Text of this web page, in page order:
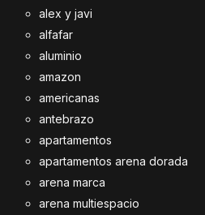
alex y javi
alfafar
aluminio
amazon
americanas
antebrazo
apartamentos
apartamentos arena dorada
arena marca
arena multiespacio